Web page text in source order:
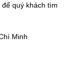
để quý khách tìm
Minh